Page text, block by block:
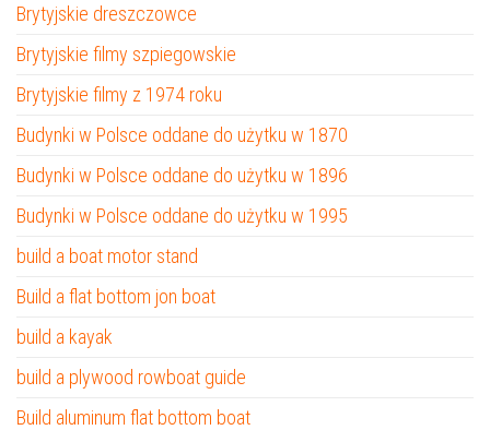
Brytyjskie dreszczowce
Brytyjskie filmy szpiegowskie
Brytyjskie filmy z 1974 roku
Budynki w Polsce oddane do użytku w 1870
Budynki w Polsce oddane do użytku w 1896
Budynki w Polsce oddane do użytku w 1995
build a boat motor stand
Build a flat bottom jon boat
build a kayak
build a plywood rowboat guide
Build aluminum flat bottom boat